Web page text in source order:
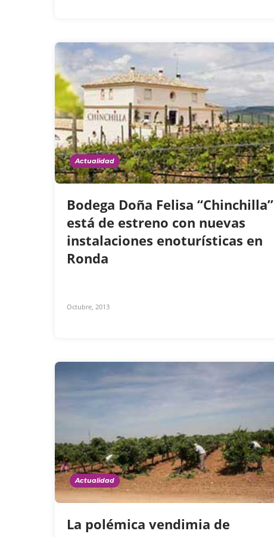
Actualidad
Bodega Doña Felisa “Chinchilla”
está de estreno con nuevas
instalaciones enoturísticas en
Ronda
Octubre, 2013
Actualidad
La polémica vendimia de